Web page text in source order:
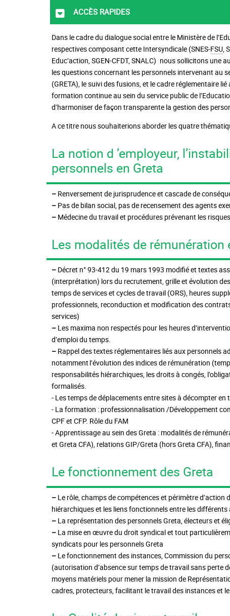
Accès rapides
Dans le cadre du dialogue social entre le Ministère de
respectives composant cette Intersyndicale (SNES-FSU,
Educ’action, SGEN-CFDT, SNALC) nous sollicitons une
les questions concernant les personnels intervenant au
(GRETA), le suivi des fusions, et le cadre réglementaire
formation continue au sein du service public de
d’harmoniser de façon transparente la gestion des
A ce titre nous souhaiterions aborder les quatre
La notion d ’employeur, l’instabilité jurisprudentielle des
personnels en Greta
– Renversement de jurisprudence et cascade de
– Pas de bilan social, pas de recensement des agents
– Médecine du travail et procédures prévenant les
Les modalités de
– Décret n° 93-412 du 19 mars 1993 modifié et textes
(interprétation) lors du recrutement, grille et évolution
temps de services et cycles de travail (ORS), heures
professionnels, reconduction et modification des
services)
– Les maxima non respectés pour les heures
d’emploi du temps.
– Rappel des textes réglementaires liés aux personnels
notamment l’évolution des indices de rémunération
responsabilités hiérarchiques, les droits à congés,
formalisés.
- Les temps de déplacements entre sites à décompter
- La formation : professionnalisation /Développement
CPF et CFP. Rôle du FAM
- Apprentissage au sein des Greta : modalités de
et Greta CFA), relations GIP/Greta (hors Greta CFA),
Le fonctionnement des Greta
– Le rôle, champs de compétences et périmètre
hiérarchiques et les liens fonctionnels entre les
– La représentation des personnels Greta, électeurs et
– La mise en œuvre du droit syndical et tout
syndicats pour les personnels Greta
– Le fonctionnement des instances, Commission du
(autorisation d’absence sur temps de travail sans perte
moyens matériels pour mener la mission de
cadres, protecteurs, facilitant le travail des instances et